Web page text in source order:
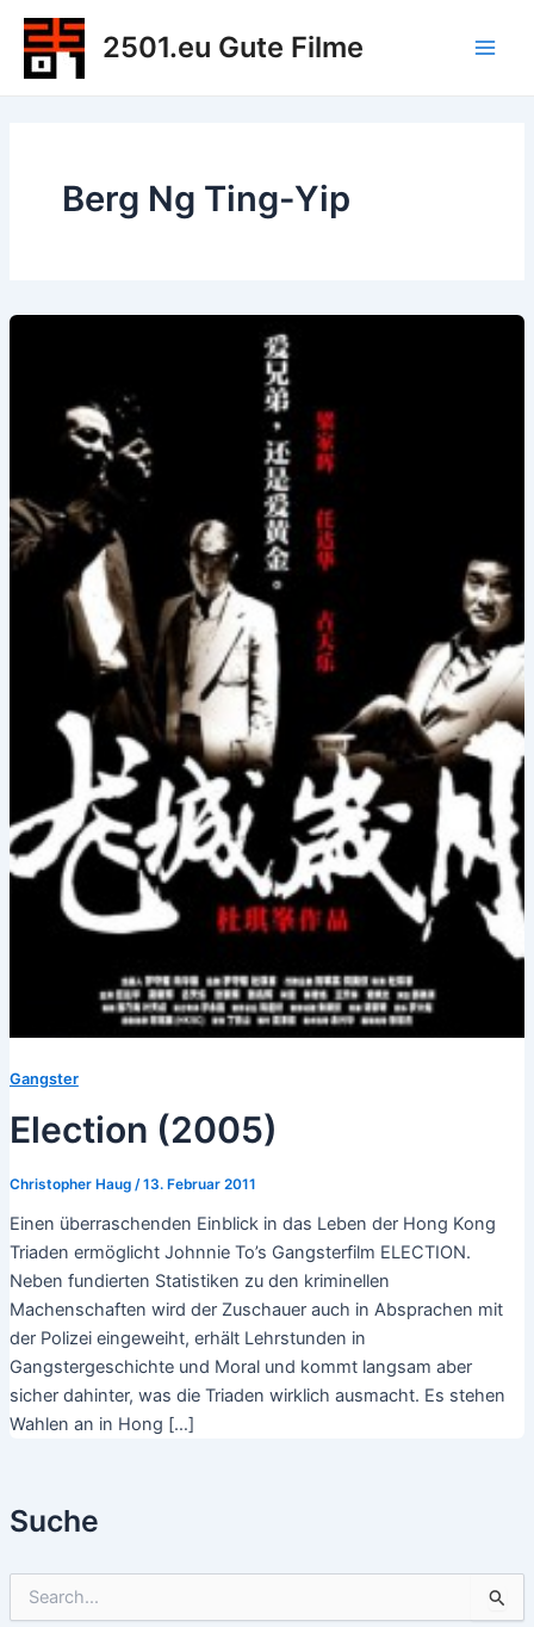
Zum
Inhalt
springen
2501.eu Gute Filme
Suche
Berg Ng Ting-Yip
Gangster
Election (2005)
Christopher Haug /13. Februar 2011
Einen überraschenden Einblick in das Leben der Hong Kong
Triaden ermöglicht Johnnie To’s Gangsterfilm ELECTION.
Neben fundierten Statistiken zu den kriminellen
Machenschaften wird der Zuschauer auch in Absprachen mit
der Polizei eingeweiht, erhält Lehrstunden in
Gangstergeschichte und Moral und kommt langsam aber
sicher dahinter, was die Triaden wirklich ausmacht. Es stehen
Wahlen an in Hong […]